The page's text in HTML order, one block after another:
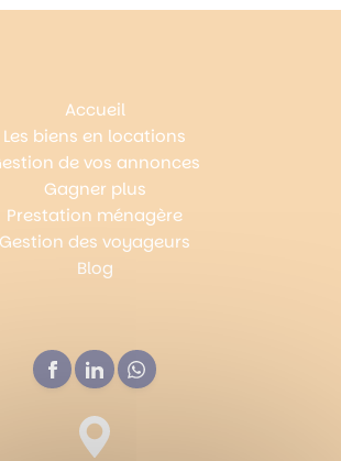
Accueil
Les biens en locations
de vos annonces
Gagner plus
Prestation ménagère
Gestion des voyageurs
Blog